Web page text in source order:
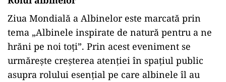
Ziua Mondială a Albinelor este marcată prin
tema „Albinele inspirate de natură pentru a ne
hrăni pe noi toți”. Prin acest eveniment se
urmărește creșterea atenției în spațiul public
asupra rolului esențial pe care albinele îl au